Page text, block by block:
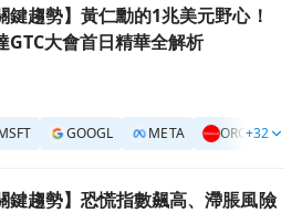
的1兆美元野心！ 輝達GTC大會首
鍵趨勢】黃仁勳的1兆美元野心！
GTC大會首日精華全解析
GOOGL META ORCL C
+32
數飆高、滯脹風險升溫，聯準會還
鍵趨勢】恐慌指數飆高、滯脹風險